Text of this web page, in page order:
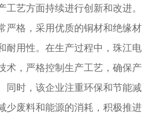
工艺方面持续进行创新和改进。
严格，采用优质的铜材和绝缘材
耐用性。在生产过程中，珠江电
术，严格控制生产工艺，确保产
同时，该企业注重环保和节能减
少废料和能源的消耗，积极推进